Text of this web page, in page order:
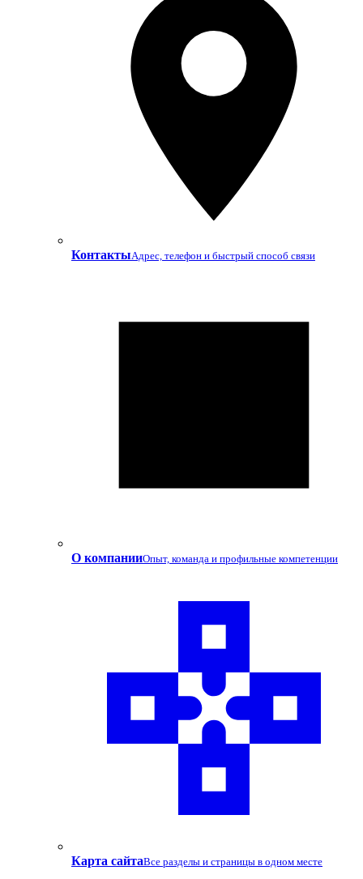
КонтактыАдрес, телефон и быстрый способ связи
О компанииОпыт, команда и профильные компетенции
Карта сайтаВсе разделы и страницы в одном месте